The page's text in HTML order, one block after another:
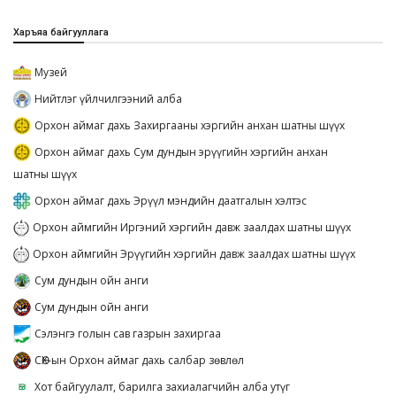
Харъяа байгууллага
Музей
Нийтлэг үйлчилгээний алба
Орхон аймаг дахь Захиргааны хэргийн анхан шатны шүүх
Орхон аймаг дахь Сум дундын эрүүгийн хэргийн анхан
шатны шүүх
Орхон аймаг дахь Эрүүл мэндийн даатгалын хэлтэс
Орхон аймгийн Иргэний хэргийн давж заалдах шатны шүүх
Орхон аймгийн Эрүүгийн хэргийн давж заалдах шатны шүүх
Сум дундын ойн анги
Сум дундын ойн анги
Сэлэнгэ голын сав газрын захиргаа
СӨХ-ын Орхон аймаг дахь салбар зөвлөл
Хот байгуулалт, барилга захиалагчийн алба утүг